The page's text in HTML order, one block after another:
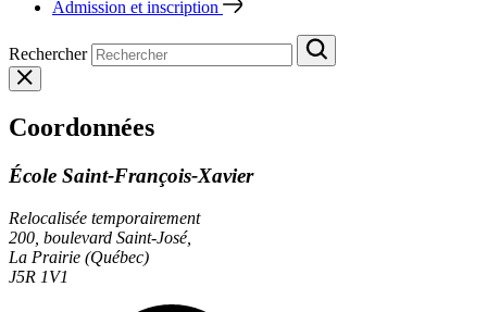
Admission et inscription
Rechercher
Coordonnées
École Saint-François-Xavier
Relocalisée temporairement
200, boulevard Saint-José,
La Prairie (Québec)
J5R 1V1